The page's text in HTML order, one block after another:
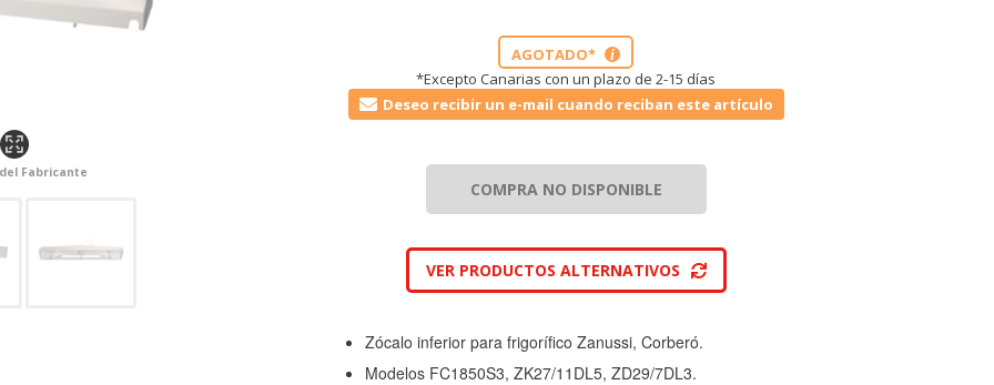
Fabricante
AGOTADO* i
*Excepto Canarias con un plazo de 2-15 días
Deseo recibir un e-mail cuando reciban este artículo
COMPRA NO DISPONIBLE
VER PRODUCTOS ALTERNATIVOS
Zócalo inferior para frigorífico Zanussi, Corberó.
Modelos FC1850S3, ZK27/11DL5, ZD29/7DL3.